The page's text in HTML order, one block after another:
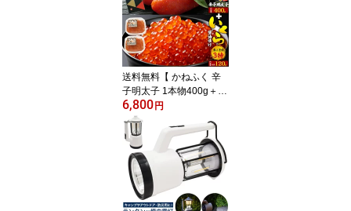
通サイズ 大人用 大容量
使い捨てマスク カラーマ
スク ひんやり 接触冷感
夏 ベージュ ウイルス 感
染 花粉症対策 送料込み
業務用
送料無料【 かねふく 辛
子明太子 1本物400g＋三
陸産 最高級3特グレード
いくら醤油漬け120g セ
ット 】最高の粒立ち 熟
成 真子 贅沢 国内産 国産
イクラ 秋鮭 大粒 ギフト
お取り寄せ 贈答用 プレ
ゼント 本場福岡老舗の味
辛子めんたいこ からし
6,800円